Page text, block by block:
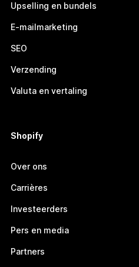
Upselling en bundels
E-mailmarketing
SEO
Verzending
Valuta en vertaling
Shopify
Over ons
Carrières
Investeerders
Pers en media
Partners